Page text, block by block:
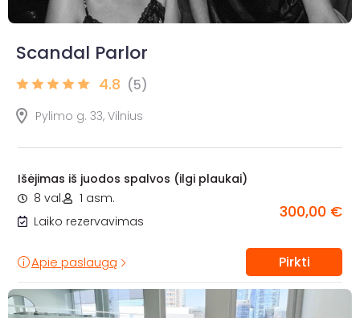
Scandal Parlor
4.8 (5)
Pylimo g. 33, Vilnius
Išėjimas iš juodos spalvos (ilgi plaukai)
8 val.
1 asm.
Laiko rezervavimas
300,00 €
Apie paslaugą Pirkti